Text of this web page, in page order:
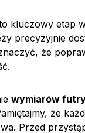
kluczowy etap
precyzyjnie
że
wymiarów
że
Przed